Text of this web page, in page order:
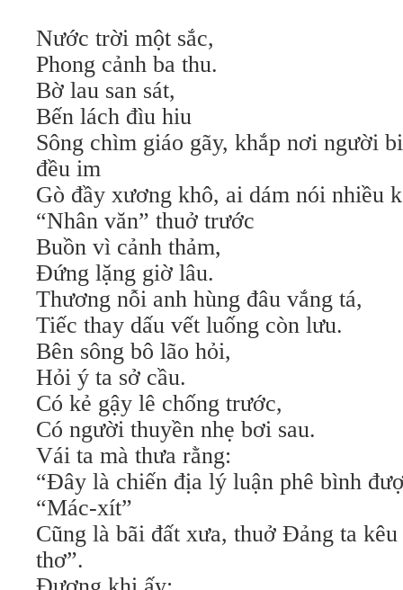
Nước trời một sắc,
Phong cảnh ba thu.
Bờ lau san sát,
Bến lách đìu hiu
Sông chìm giáo gãy, khắp nơi người
đều im
Gò đầy xương khô, ai dám nói nhiều
“Nhân văn” thuở trước
Buồn vì cảnh thảm,
Đứng lặng giờ lâu.
Thương nỗi anh hùng đâu vắng tá,
Tiếc thay dấu vết luống còn lưu.
Bên sông bô lão hỏi,
Hỏi ý ta sở cầu.
Có kẻ gậy lê chống trước,
Có người thuyền nhẹ bơi sau.
Vái ta mà thưa rằng:
“Đây là chiến địa lý luận phê bình
“Mác-xít”
Cũng là bãi đất xưa, thuở Đảng ta
thơ”.